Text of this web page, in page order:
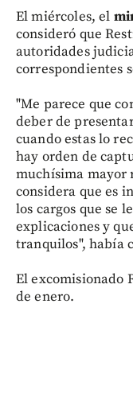
El miércoles, el
consideró que
autoridades
correspondientes
"Me parece que
deber de
cuando estas lo
hay orden de
muchísima mayor
considera que es
los cargos que se
explicaciones y
tranquilos", había
El excomisionado
de enero.